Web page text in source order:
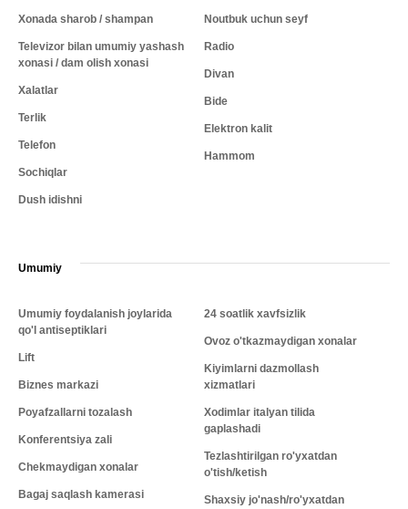
Xonada sharob / shampan
Televizor bilan umumiy yashash
xonasi / dam olish xonasi
Xalatlar
Terlik
Telefon
Sochiqlar
Dush idishni
Noutbuk uchun seyf
Radio
Divan
Bide
Elektron kalit
Hammom
Umumiy
Umumiy foydalanish joylarida
qo'l antiseptiklari
Lift
Biznes markazi
Poyafzallarni tozalash
Konferentsiya zali
Chekmaydigan xonalar
Bagaj saqlash kamerasi
24 soatlik xavfsizlik
Ovoz o'tkazmaydigan xonalar
Kiyimlarni dazmollash
xizmatlari
Xodimlar italyan tilida
gaplashadi
Tezlashtirilgan ro'yxatdan
o'tish/ketish
Shaxsiy jo'nash/ro'yxatdan